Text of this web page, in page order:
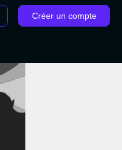
Créer un compte